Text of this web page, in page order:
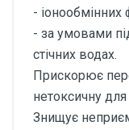
- іонообмінних
- за умовами
стічних водах.
Прискорює
нетоксичну для
Знищує